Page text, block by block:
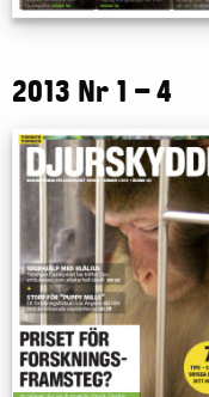
2013 Nr 1 – 4